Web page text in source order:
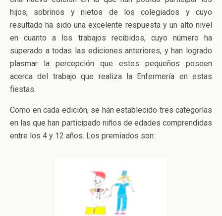
hijos, sobrinos y nietos de los colegiados y cuyo
resultado ha sido una excelente respuesta y un alto nivel
en cuanto a los trabajos recibidos, cuyo número ha
superado a todas las ediciones anteriores, y han logrado
plasmar la percepción que estos pequeños poseen
acerca del trabajo que realiza la Enfermería en estas
fiestas.
Como en cada edición, se han establecido tres categorías
en las que han participado niños de edades comprendidas
entre los 4 y 12 años. Los premiados son: